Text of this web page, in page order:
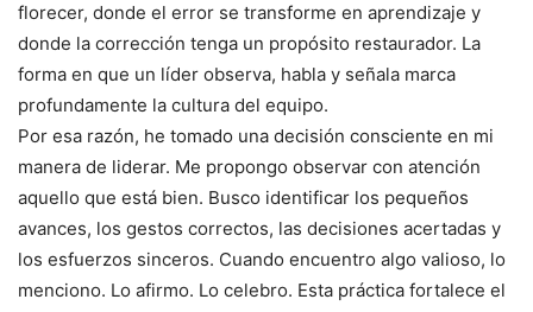
florecer, donde el error se transforme en aprendizaje y
donde la corrección tenga un propósito restaurador. La
forma en que un líder observa, habla y señala marca
profundamente la cultura del equipo.
Por esa razón, he tomado una decisión consciente en mi
manera de liderar. Me propongo observar con atención
aquello que está bien. Busco identificar los pequeños
avances, los gestos correctos, las decisiones acertadas y
los esfuerzos sinceros. Cuando encuentro algo valioso, lo
menciono. Lo afirmo. Lo celebro. Esta práctica fortalece el